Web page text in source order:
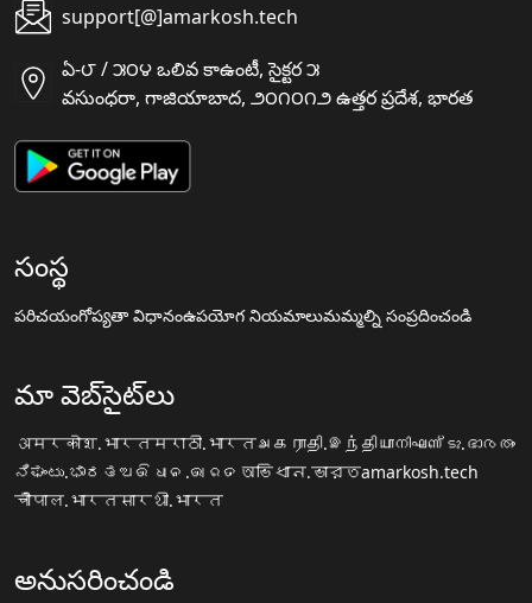
support[@]amarkosh.tech
ఏ-౮ / ౫౦౪ ఒలివ కాఉంటీ, సైక్టర ౫
వసుంధరా, గాజియాబాద, ౨౦౧౦౧౨ ఉత్తర ప్రదేశ, భారత
సంస్థ
పరిచయంగోప్యతా విధానంఉపయోగ నియమాలుమమ్మల్ని సంప్రదించండి
మా వెబ్‌సైట్‌లు
अमरकोश.भारतमराठी.भारतஅகராதி.இந்தியாനിഘണ്ടു.ഭാരതം
ನಿಘಂಟು.ಭಾರತ ଅଭିଧାନ.ଭାରତ অভিধান.ভারতamarkosh.tech
चौपाल.भारतसारथी.भारत
అనుసరించండి